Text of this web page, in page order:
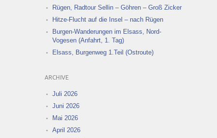
Rügen, Radtour Sellin – Göhren – Groß Zicker
Hitze-Flucht auf die Insel – nach Rügen
Burgen-Wanderungen im Elsass, Nord-
Vogesen (Anfahrt, 1. Tag)
Elsass, Burgenweg 1.Teil (Ostroute)
ARCHIVE
Juli 2026
Juni 2026
Mai 2026
April 2026